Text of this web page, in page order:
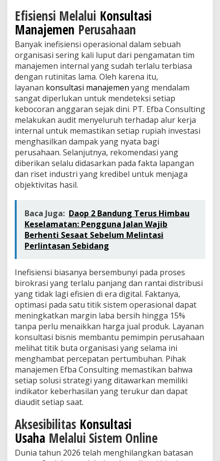
Efisiensi Melalui Konsultasi
Manajemen Perusahaan
Banyak inefisiensi operasional dalam sebuah
organisasi sering kali luput dari pengamatan tim
manajemen internal yang sudah terlalu terbiasa
dengan rutinitas lama. Oleh karena itu,
layanan konsultasi manajemen yang mendalam
sangat diperlukan untuk mendeteksi setiap
kebocoran anggaran sejak dini. PT. Efba Consulting
melakukan audit menyeluruh terhadap alur kerja
internal untuk memastikan setiap rupiah investasi
menghasilkan dampak yang nyata bagi
perusahaan. Selanjutnya, rekomendasi yang
diberikan selalu didasarkan pada fakta lapangan
dan riset industri yang kredibel untuk menjaga
objektivitas hasil.
Baca Juga: Daop 2 Bandung Terus Himbau
Keselamatan: Pengguna Jalan Wajib
Berhenti Sesaat Sebelum Melintasi
Perlintasan Sebidang
Inefisiensi biasanya bersembunyi pada proses
birokrasi yang terlalu panjang dan rantai distribusi
yang tidak lagi efisien di era digital. Faktanya,
optimasi pada satu titik sistem operasional dapat
meningkatkan margin laba bersih hingga 15%
tanpa perlu menaikkan harga jual produk. Layanan
konsultasi bisnis membantu pemimpin perusahaan
melihat titik buta organisasi yang selama ini
menghambat percepatan pertumbuhan. Pihak
manajemen Efba Consulting memastikan bahwa
setiap solusi strategi yang ditawarkan memiliki
indikator keberhasilan yang terukur dan dapat
diaudit setiap saat.
Aksesibilitas Konsultasi
Usaha Melalui Sistem Online
Dunia tahun 2026 telah menghilangkan batasan